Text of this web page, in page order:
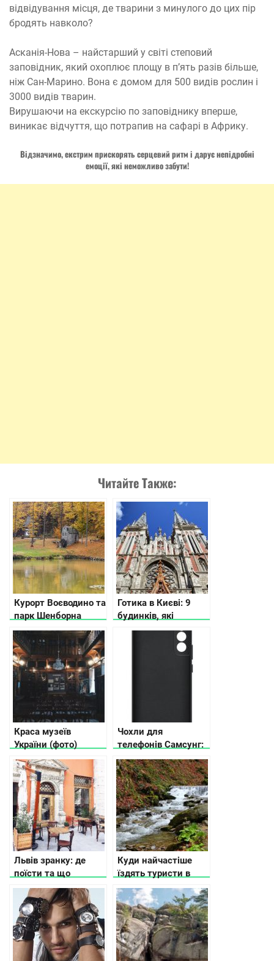
відвідування місця, де тварини з минулого до цих пір
бродять навколо?
Асканія-Нова – найстарший у світі степовий
заповідник, який охоплює площу в п’ять разів більше,
ніж Сан-Марино. Вона є домом для 500 видів рослин і
3000 видів тварин.
Вирушаючи на екскурсію по заповіднику вперше,
виникає відчуття, що потрапив на сафарі в Африку.
Відзначимо, екстрим прискорять серцевий ритм і дарує непідробні
емоції, які неможливо забути!
Читайте Также:
Курорт Воєводино та
парк Шенборна
показали з висоти
пташиного польоту
(відео)
Готика в Києві: 9
будинків, які
дивують своєю
Краса музеїв
України (фото)
Чохли для
телефонів Самсунг:
надійний захист
електронних
пристроїв
Львів зранку: де
поїсти та що
подивитись
Куди найчастіше
їздять туристи в
Україні